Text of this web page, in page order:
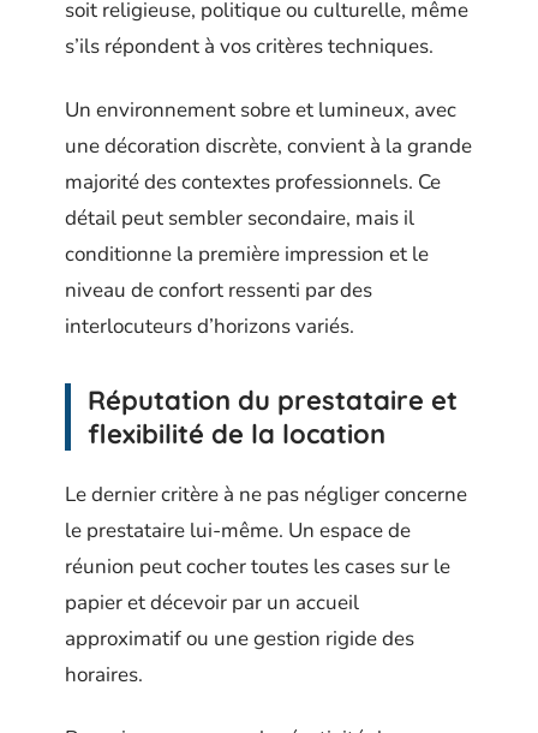
soit religieuse, politique ou culturelle, même
s’ils répondent à vos critères techniques.
Un environnement sobre et lumineux, avec
une décoration discrète, convient à la grande
majorité des contextes professionnels. Ce
détail peut sembler secondaire, mais il
conditionne la première impression et le
niveau de confort ressenti par des
interlocuteurs d’horizons variés.
Réputation du prestataire et
flexibilité de la location
Le dernier critère à ne pas négliger concerne
le prestataire lui-même. Un espace de
réunion peut cocher toutes les cases sur le
papier et décevoir par un accueil
approximatif ou une gestion rigide des
horaires.